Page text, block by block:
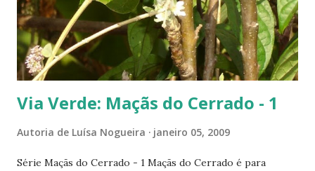
Via Verde: Maçãs do Cerrado - 1
Autoria de Luísa Nogueira janeiro 05, 2009
Série Maçãs do Cerrado - 1 Maçãs do Cerrado é para